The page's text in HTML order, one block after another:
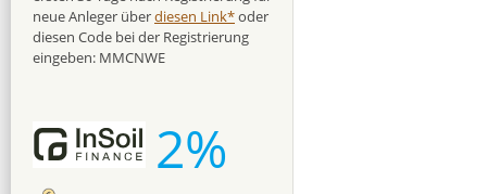
neue Anleger überdiesen Link*oder
diesen Code bei der Registrierung
eingeben: MMCNWE
2%